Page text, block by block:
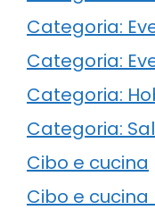
Categoria:
Categoria:
Categoria:
Categoria:
Cibo e cucina
Cibo e